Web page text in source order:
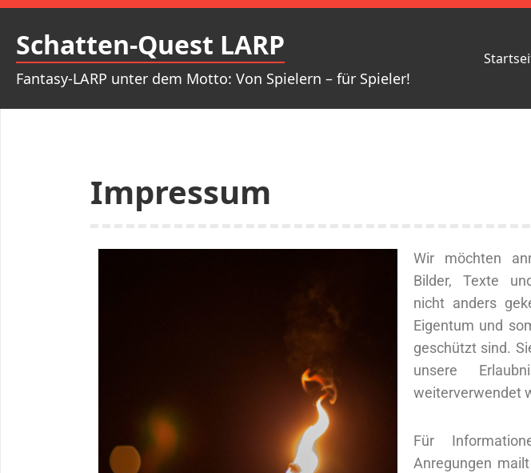
Schatten-Quest LARP
Fantasy-LARP unter dem Motto: Von Spielern – für Spieler!
Impressum
Wir möchten
Bilder, Texte
nicht anders
Eigentum und
geschützt sind.
unsere
weiterverwendet
Für
Anregungen